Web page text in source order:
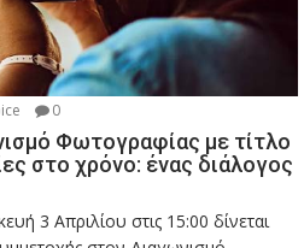
0
Φωτογραφίας με τίτλο
στο χρόνο: ένας διάλογος
3 Απριλίου στις 15:00 δίνεται